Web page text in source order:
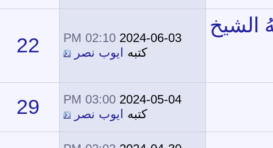
2024-06-03
02:10 PM
22
13,221
03:00 PM
29
12,920